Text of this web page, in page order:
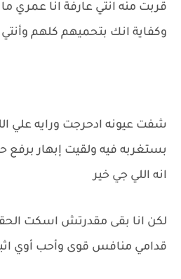
قربت منه انتي عارفة انا
وكفاية انك بتحميهم كلهم
شفت عيونه ادحرجت ورايه علي
بستغربه فيه ولقيت إبهار
انه اللي جي خير
لكن انا بقى مقدرتش اسكت
قدامي منافس قوى وأحب أوي